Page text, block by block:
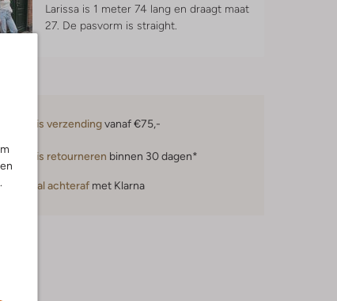
Larissa is 1 meter 74 lang en draagt maat
27. De pasvorm is straight.
Gratis verzendingvanaf €75,-
Gratis retourneren binnen 30 dagen*
Betaal achteraf met Klarna